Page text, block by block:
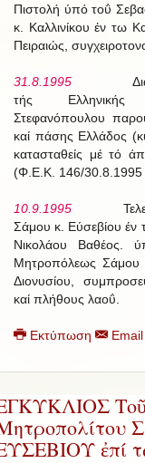
Πιστολή ύπό τοΰ
κ. Καλλινίκου έν τω
Πειραιώς,
31.8.1995
τής Ελληνικής
Στεφανόπουλου
καί πάσης Ελλάδος
κατασταθείς μέ τό
(Φ.Ε.Κ. 146/30.8.1995
10.9.1995 Τελετή
Σάμου κ. Εύσεβίου έν
Νικολάου Βαθέος.
Μητροπόλεως Σάμου
Διονυσίου,
καί πλήθους λαοΰ.
Εκτύπωση Email
ἐπί